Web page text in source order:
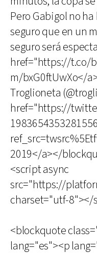
Pero Gabigol no
seguro que en un
seguro será
href="https://t.co/
m/bxG0ftUwXo</
Troglioneta
href="https://
2019</a></
<script async
src="https://
charset="utf-8"></
<blockquote
lang="es"><p